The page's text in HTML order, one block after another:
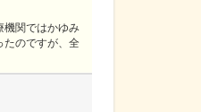
機関ではかゆみ
たのですが、全